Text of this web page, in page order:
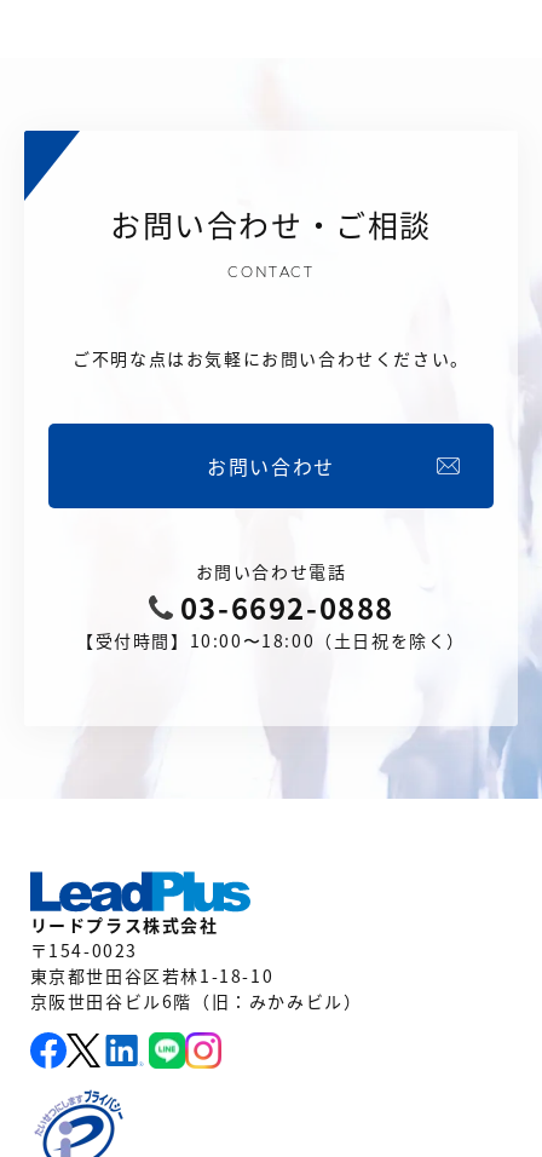
お問い合わせ・ご相談
CONTACT
ご不明な点はお気軽にお問い合わせください。
お問い合わせ
お問い合わせ電話
03-6692-0888
【受付時間】10:00〜18:00（土日祝を除く）
リードプラス株式会社
〒154-0023
東京都世田谷区若林1-18-10
京阪世田谷ビル6階（旧：みかみビル）